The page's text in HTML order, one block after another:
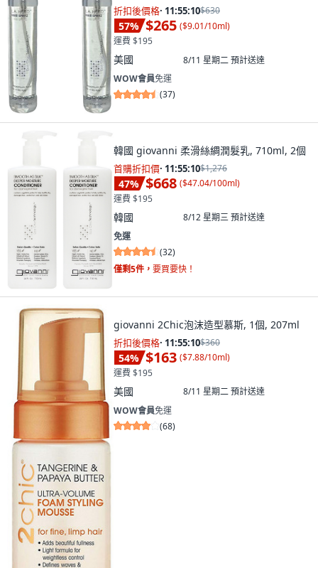
折扣後價格· 11:55:08$630
57% $265 ($9.01/10ml)
運費 $195
美國 8/11 星期二預計送達
WOW會員免運
(37)
韓國 giovanni 柔滑絲綢潤髮乳, 710ml, 2個
首購折扣價· 11:55:08$1,276
47% $668 ($47.04/100ml)
運費 $195
韓國 8/12 星期三預計送達
免運
(32)
僅剩5件， 要買要快！
giovanni 2Chic泡沫造型慕斯, 1個, 207ml
折扣後價格· 11:55:08$360
54% $163 ($7.88/10ml)
運費 $195
美國 8/11 星期二預計送達
WOW會員免運
(68)